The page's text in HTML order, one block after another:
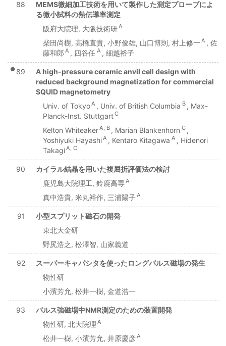
88
MEMS微細加工技術を用いて製作した測定プローブによ
る微小試料の熱伝導率測定
阪府大院理, 大阪技術研A
柴田尚樹, 高橋直貴, 小野俊雄, 山口博則, 村上修一A , 佐
藤和郎 A , 四谷任 A , 細越裕子
● 89
A high-pressure ceramic anvil cell design with
reduced background magnetization for commercial
SQUID magnetometry
Univ. of TokyoA , Univ. of British Columbia B , Max-
Planck-Inst. StuttgartC
Kelton WhiteakerA, B , Marian Blankenhorn C ,
Yoshiyuki HayashiA , Kentaro Kitagawa A , Hidenori
TakagiA, C
90
カイラル結晶を用いた複屈折評価法の検討
鹿児島大院理工, 鈴鹿高専A
真中浩貴, 米丸裕作, 三浦陽子A
91
小型スプリット磁石の開発
東北大金研
野尻浩之, 松澤智, 山家義道
92
スーパーキャパシタを使ったロングパルス磁場の発生
物性研
小濱芳允, 松井一樹, 金道浩一
93
パルス強磁場中NMR測定のための装置開発
物性研, 北大院理 A
松井一樹, 小濱芳允, 井原慶彦A